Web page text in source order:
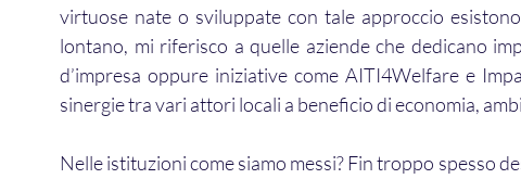
virtuose nate o sviluppate con tale approccio
lontano, mi riferisco a quelle aziende che dedicano
d’impresa oppure iniziative come AITI4Welfare e
sinergie tra vari attori locali a beneficio di economia,
Nelle istituzioni come siamo messi? Fin troppo spesso